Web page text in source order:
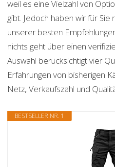
weil es eine Vielzahl von
gibt. Jedoch haben wir für
unserer besten
nichts geht über einen
Auswahl berücksichtigt vier
Erfahrungen von bisherigen
Netz, Verkaufszahl und
BESTSELLER NR. 1